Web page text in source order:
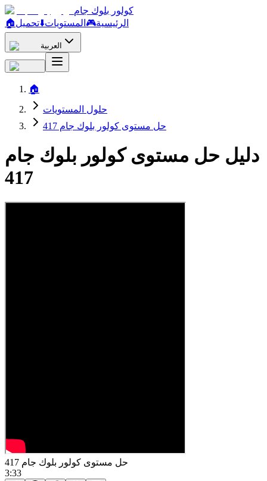
كولور بلوك جام
🏠
الرئيسية🎮 المستويات⬇️تحميل
العربية
🏠
حلول المستويات
حل مستوى كولور بلوك جام 417
دليل حل مستوى كولور بلوك جام
417
حل مستوى كولور بلوك جام 417
3:33